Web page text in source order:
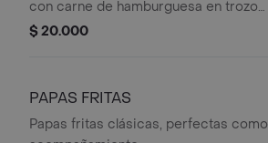
con carne de hamburguesa en trozos,
salsa de queso cheddar y tocineta.
$ 20.000
PAPAS FRITAS
Papas fritas clásicas, perfectas como